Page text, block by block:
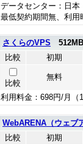
データセンター：日
最低契約期間無、利
さくらのVPS
比較
初期
比較
無料
利用料金：698円/月（
WebARENA（ウェブ
比較
初期